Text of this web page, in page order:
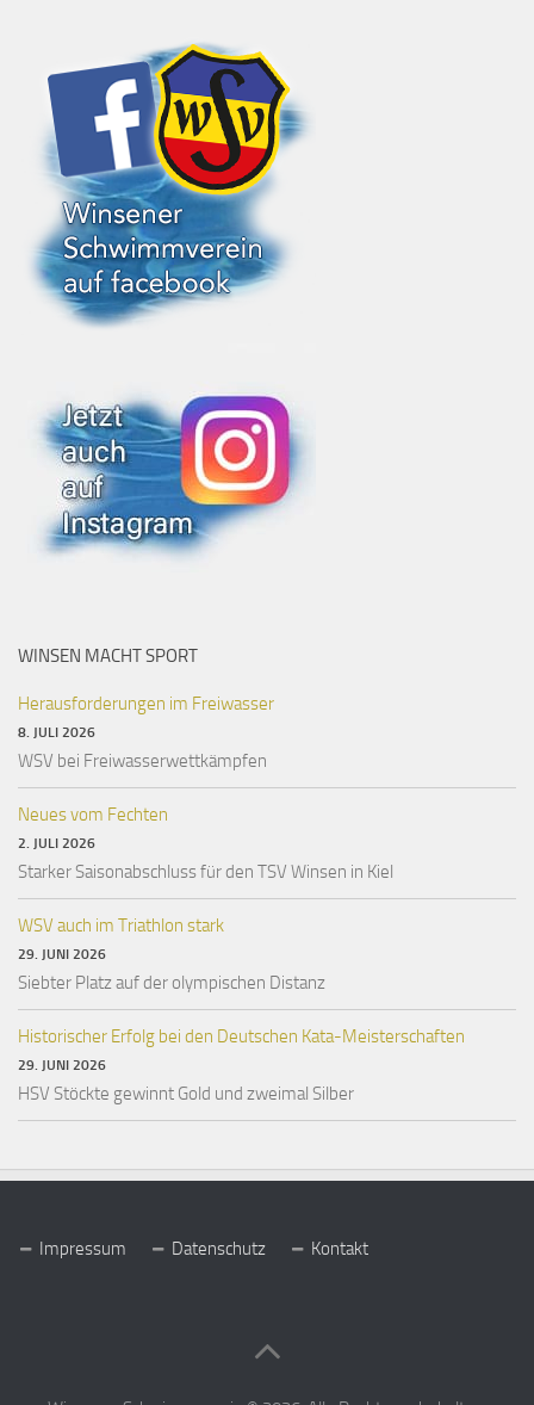
WINSEN MACHT SPORT
Herausforderungen im Freiwasser
8. JULI 2026
WSV bei Freiwasserwettkämpfen
Neues vom Fechten
2. JULI 2026
Starker Saisonabschluss für den TSV Winsen in Kiel
WSV auch im Triathlon stark
29. JUNI 2026
Siebter Platz auf der olympischen Distanz
Historischer Erfolg bei den Deutschen Kata-Meisterschaften
29. JUNI 2026
HSV Stöckte gewinnt Gold und zweimal Silber
Impressum Datenschutz Kontakt